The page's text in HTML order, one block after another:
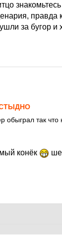
за бугор и
СТЫДНО
обыграл так
конёк